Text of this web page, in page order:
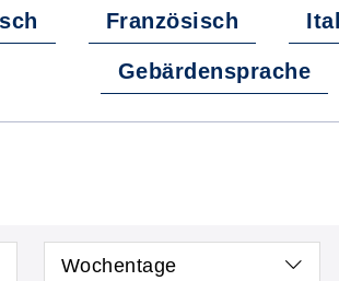
Französisch
Gebärdensprache
Wochentage